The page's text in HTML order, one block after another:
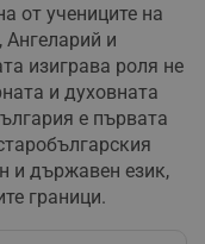
от учениците на
и
изиграва роля не
и духовната
е първата
и държавен език,
граници.